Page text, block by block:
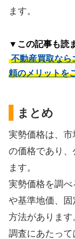
ます。
▼この記事も読
不動産買取なら
頼のメリットを
まとめ
実勢価格は、
の価格であり
ます。
実勢価格を調べ
や基準地価、
方法があります
調査にあたっ